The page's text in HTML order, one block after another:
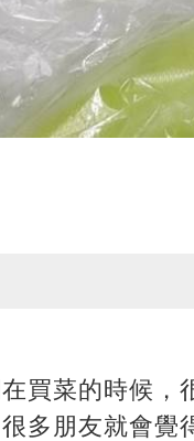
買菜的時候，
多朋友就會覺